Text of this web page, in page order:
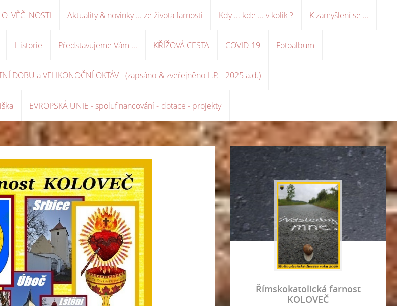
Aktuality & novinky ... ze života farnosti Kdy ... kde ... v kolik ? K zamyšlení se ...
Historie Představujeme Vám ... KŘÍŽOVÁ CESTA COVID-19 Fotoalbum
DOBU a VELIKONOČNÍ OKTÁV - (zapsáno & zveřejněno L.P. - 2025 a.d.)
EVROPSKÁ UNIE - spolufinancování - dotace - projekty
Římskokatolická farnost
KOLOVEČ